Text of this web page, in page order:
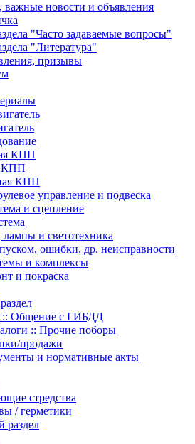
новости и объявления
"Часто задаваемые вопросы"
"Литература"
призывы
КПП
КПП
КПП
управление и подвеска
и сцепление
и светотехника
ошибки, др. неисправности
и комплексы
и покраска
Общение с ГИБДД
:: Прочие поборы
продажи
и нормативные акты
стредства
/ герметики
раздел